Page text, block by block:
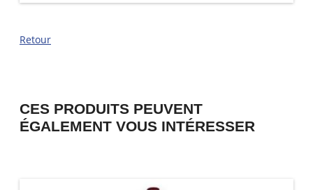
Retour
CES PRODUITS PEUVENT
ÉGALEMENT VOUS INTÉRESSER